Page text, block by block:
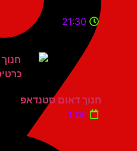
21:30
חנוך דאום סטנדאפ
יום ד'